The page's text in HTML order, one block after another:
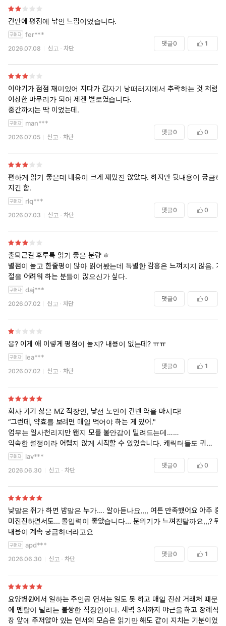
간만에 평점에 낚인 느낌이었습니다.
fer***
2026.07.08 신고 차단
댓글0 1
이야기가 점점 재미있어 지다가 갑자기 낭떠러지에서 추락하는 것 처럼
이상한 마무리가 되어 제겐 별로였습니다.
중간까지는 딱 이었는데.
man***
2026.07.05 신고 차단
댓글0 0
편하게 읽기 좋은데 내용이 크게 재밌진 않았다. 하지만 뒷내용이 궁금해
지긴 함.
rlq***
2026.07.03 신고 차단
댓글0 0
출퇴근길 후루룩 읽기 좋은 분량 ㅎ
별점이 높고 한줄평이 많아 읽어봤는데 특별한 감흥은 느껴지지 않음. 거
절을 어려워 하는 분들이 많으신가 싶다.
daj***
2026.07.02 신고 차단
댓글0 0
응? 이게 애 이렇게 평점이 높지? 내용이 없는데? ㅠㅠ
lea***
2026.07.02 신고 차단
댓글0 1
회사 가기 싫은 MZ 직장인, 낯선 노인이 건넨 약을 마시다!
“그런데, 약효를 보려면 매일 먹어야 하는 게 있어."
업무는 일사천리지만 왠지 모를 불안감이 밀려드는데……
익숙한 설정이라 어렵지 않게 시작할 수 있었습니다. 캐릭터들도 귀엽고
매력있어서 이어질 이야기들이 기대되네요. 반응도 잘 쓰여진 것 같습니
lav***
2026.06.30 신고 차단
댓글0 0
낮말은 쥐가 하면 밤말은 누가.... 알아듣나요,,,, 여튼 만족했어요 아주 흥
미진진하면서도... 몰입력이 좋았습니다... 분위기가 느껴진달까요,,,? 뒤
내용이 계속 궁금하더라고요
apd***
2026.06.30 신고 차단
댓글0 1
요양병원에서 일하는 주인공 연서는 일도 못 하고 매일 진상 거래처 때문
에 멘탈이 털리는 불쌍한 직장인이다. 새벽 3시까지 야근을 하고 장례식
장 앞에 주저앉아 있는 연서의 모습은 읽기만 해도 같이 지치는 기분이었